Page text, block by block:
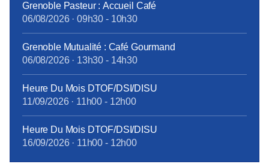
introduite en février 2015. Cette différence de
traitement touche à sa fin, grâce à la ténacité de la
CFE-CGC Orange : à compter du 1er janvier 2018,
tous les personnels bénéficieront des mêmes
garanties.
tract_complémentaire_santé_octobre2017.pdf
Grenoble Pasteur : Accueil Café
06/08/2026· 09h30 - 10h30
Grenoble Mutualité : Café Gourmand
06/08/2026· 13h30 - 14h30
Heure Du Mois DTOF/DSI/DISU
11/09/2026· 11h00 - 12h00
Heure Du Mois DTOF/DSI/DISU
16/09/2026· 11h00 - 12h00